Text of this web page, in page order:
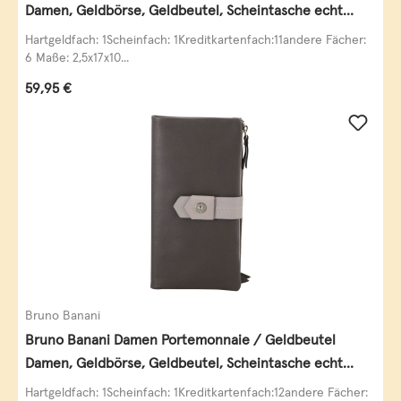
Damen, Geldbörse, Geldbeutel, Scheintasche echt
Leder
Hartgeldfach: 1Scheinfach: 1Kreditkartenfach:11andere Fächer:
6 Maße: 2,5x17x10...
Regulärer Preis:
59,95 €
Bruno Banani
Bruno Banani Damen Portemonnaie / Geldbeutel
Damen, Geldbörse, Geldbeutel, Scheintasche echt
Leder
Hartgeldfach: 1Scheinfach: 1Kreditkartenfach:12andere Fächer: